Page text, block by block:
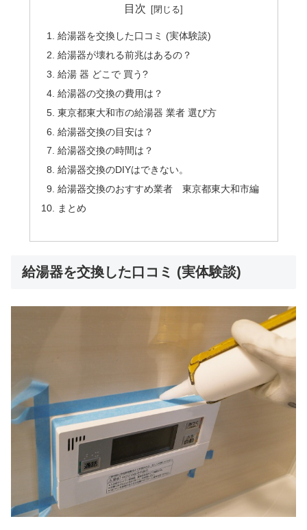
目次
給湯器を交換した口コミ (実体験談)
給湯器が壊れる前兆はあるの？
給湯 器 どこで 買う?
給湯器の交換の費用は？
東京都東大和市の給湯器 業者 選び方
給湯器交換の目安は？
給湯器交換の時間は？
給湯器交換のDIYはできない。
給湯器交換のおすすめ業者 東京都東大和市編
まとめ
給湯器を交換した口コミ (実体験談)